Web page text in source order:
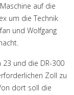
auf die
um die Technik
und Wolfgang
und die DR-300
Zoll zu
dort soll die